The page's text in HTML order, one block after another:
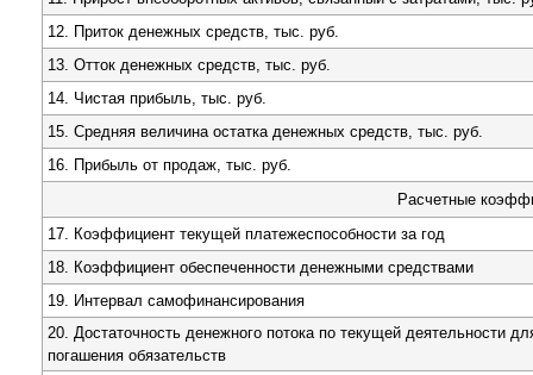
12. Приток денежных средств, тыс. руб.
13. Отток денежных средств, тыс. руб.
14. Чистая прибыль, тыс. руб.
15. Средняя величина остатка денежных средств, тыс. руб.
16. Прибыль от продаж, тыс. руб.
Расчетные
17. Коэффициент текущей платежеспособности за год
18. Коэффициент обеспеченности денежными средствами
19. Интервал самофинансирования
20. Достаточность денежного потока по текущей деятельности
погашения обязательств